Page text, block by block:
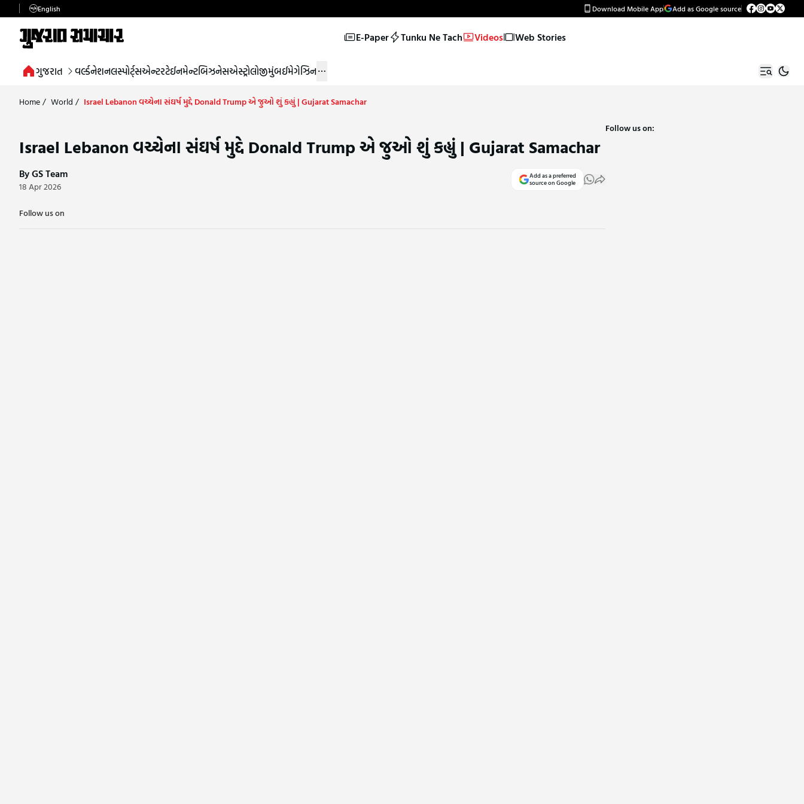
English Download Mobile App Add as Google source
E-Paper Tunku Ne Tach Videos Web Stories
ગુજરાત વર્લ્ડનેશનલસ્પોર્ટ્સએન્ટરટેઈનમેન્ટબિઝનેસએસ્ટ્રોલોજીમુંબઈમેગેઝિન
Home/ World / Israel Lebanon વચ્ચેના સંઘર્ષ મુદ્દે Donald Trump એ જુઓ શું કહ્યું | Gujarat Samachar
Israel Lebanon વચ્ચેના સંઘર્ષ મુદ્દે Donald Trump એ જુઓ શું કહ્યું | Gujarat Samachar
By GS Team
18 Apr 2026
Add as a preferred
source on Google
Follow us on
Follow us on: